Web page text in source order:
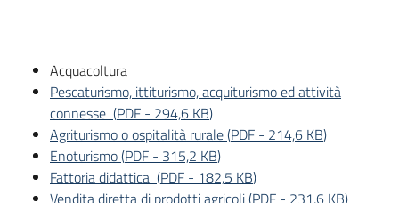
Seguici
Introduzione
Acquacoltura
Pescaturismo, ittiturismo, acquiturismo ed attività
connesse (PDF - 294,6 KB)
Agriturismo o ospitalità rurale(PDF - 214,6 KB)
Enoturismo(PDF - 315,2 KB)
Fattoria didattica (PDF - 182,5 KB)
Vendita diretta di prodotti agricoli(PDF - 231,6 KB)